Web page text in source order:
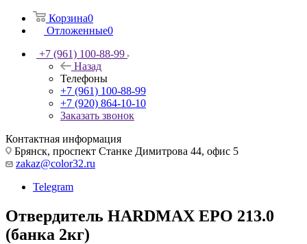
Корзина0
Отложенные0
+7 (961) 100-88-99
Назад
Телефоны
+7 (961) 100-88-99
+7 (920) 864-10-10
Заказать звонок
Контактная информация
Брянск, проспект Станке Димитрова 44, офис 5
zakaz@color32.ru
Telegram
Отвердитель HARDMAX EPO 213.0
(банка 2кг)